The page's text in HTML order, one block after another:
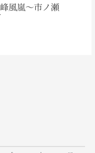
風嵐～市ノ瀬